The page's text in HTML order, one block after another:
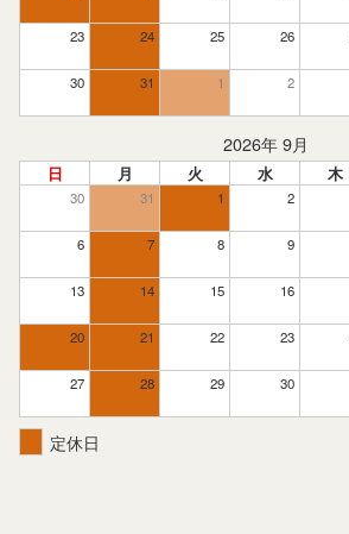
23 24 25 26
30 31 1 2
2026年 9月
日 月 火 水 木
30 31 1 2
6 7 8 9
13 14 15 16
20 21 22 23
27 28 29 30
定休日